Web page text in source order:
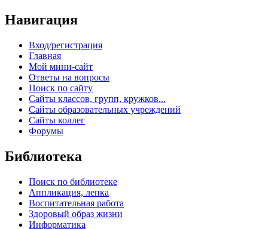
Навигация
Вход/регистрация
Главная
Мой мини-сайт
Ответы на вопросы
Поиск по сайту
Сайты классов, групп, кружков...
Сайты образовательных учреждений
Сайты коллег
Форумы
Библиотека
Поиск по библиотеке
Аппликация, лепка
Воспитательная работа
Здоровый образ жизни
Информатика